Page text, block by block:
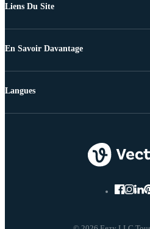
Liens Du Site
En Savoir Davantage
Langues